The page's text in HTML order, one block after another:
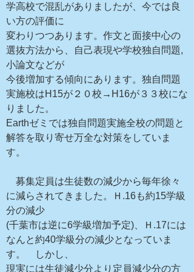
学高校で混乱がありましたが、今では良
い方の評価に
変わりつつあります。作文と面接中心の
選抜方法から、自己表現や学校独自問題,
小論文などが
今後増加する傾向にあります。独自問題
実施校はH15が２０校→H16が３３校にな
りました。
Earthゼミでは独自問題実施全校の問題と
解答を取り寄せ万全な対策をしていま
す。
募集定員は生徒数の減少から毎年徐々
に減らされてきました。Ｈ.16も約15学級
分の減少
(千葉市は逆に6学級増加予定)、Ｈ.17には
なんと約40学級分の減少となっていま
す。 しかし、
現実には生徒減少分より定員減少分の方